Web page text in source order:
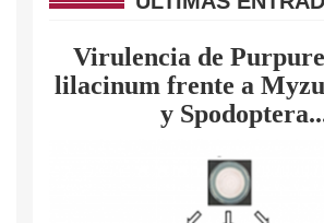
Virulencia de
lilacinum frente a
y